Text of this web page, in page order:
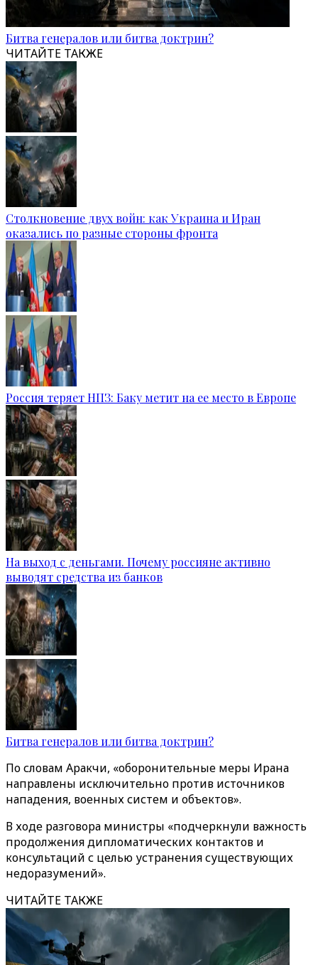
Битва генералов или битва доктрин?
ЧИТАЙТЕ ТАКЖЕ
Столкновение двух войн: как Украина и Иран
оказались по разные стороны фронта
Россия теряет НПЗ: Баку метит на ее место в Европе
На выход с деньгами. Почему россияне активно
выводят средства из банков
Битва генералов или битва доктрин?
По словам Аракчи, «оборонительные меры Ирана
направлены исключительно против источников
нападения, военных систем и объектов».
В ходе разговора министры «подчеркнули важность
продолжения дипломатических контактов и
консультаций с целью устранения существующих
недоразумений».
ЧИТАЙТЕ ТАКЖЕ